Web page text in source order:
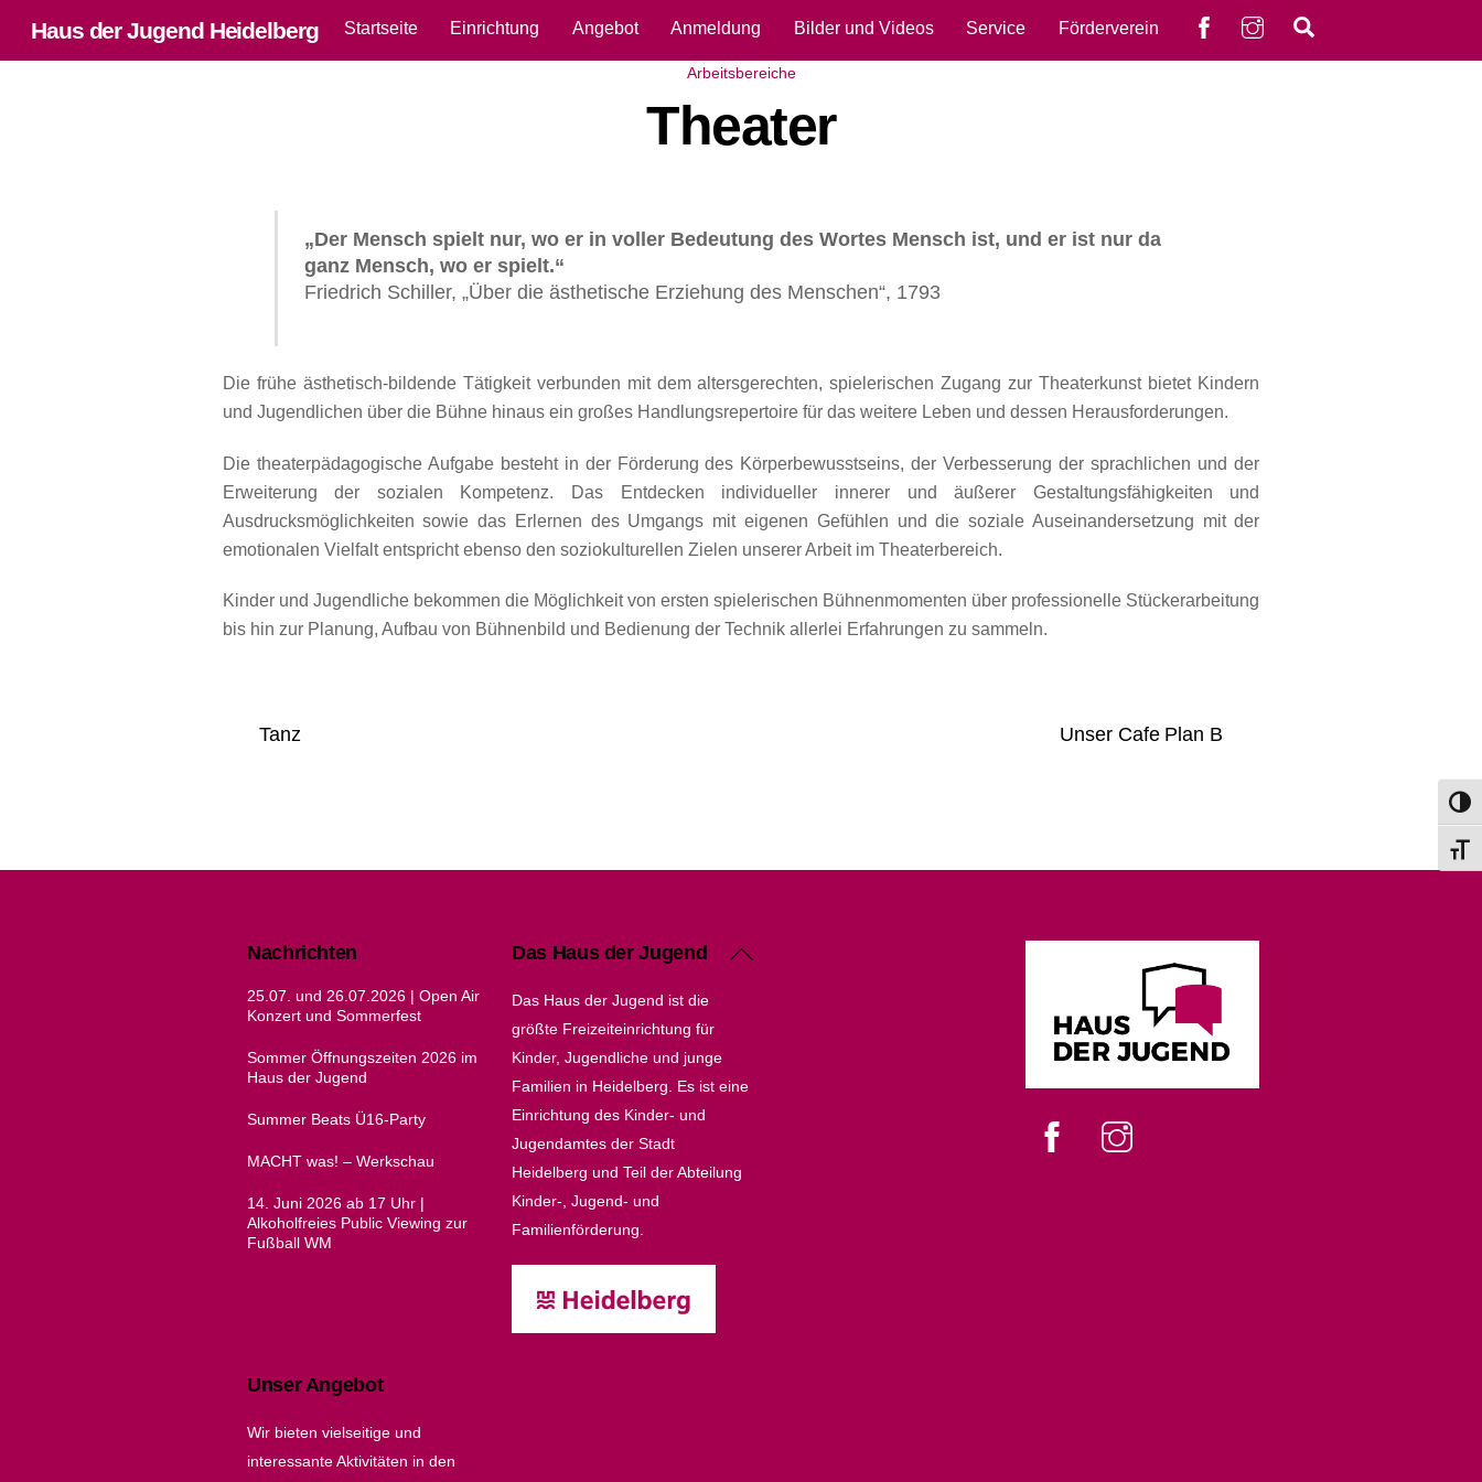
Haus der Jugend Heidelberg
Facebookinstagram
Startseite Einrichtung Angebot Anmeldung Bilder und Videos Service Förderverein
Arbeitsbereiche
Theater
„Der Mensch spielt nur, wo er in voller Bedeutung des Wortes Mensch ist, und er ist nur da
ganz Mensch, wo er spielt.“
Friedrich Schiller, „Über die ästhetische Erziehung des Menschen“, 1793
Die frühe ästhetisch-bildende Tätigkeit verbunden mit dem altersgerechten, spielerischen Zugang zur Theaterkunst bietet Kindern
und Jugendlichen über die Bühne hinaus ein großes Handlungsrepertoire für das weitere Leben und dessen Herausforderungen.
Die theaterpädagogische Aufgabe besteht in der Förderung des Körperbewusstseins, der Verbesserung der sprachlichen und der
Erweiterung der sozialen Kompetenz. Das Entdecken individueller innerer und äußerer Gestaltungsfähigkeiten und
Ausdrucksmöglichkeiten sowie das Erlernen des Umgangs mit eigenen Gefühlen und die soziale Auseinandersetzung mit der
emotionalen Vielfalt entspricht ebenso den soziokulturellen Zielen unserer Arbeit im Theaterbereich.
Kinder und Jugendliche bekommen die Möglichkeit von ersten spielerischen Bühnenmomenten über professionelle Stückerarbeitung
bis hin zur Planung, Aufbau von Bühnenbild und Bedienung der Technik allerlei Erfahrungen zu sammeln.
Tanz Unser Cafe Plan B
Back
Facebook
Nachrichten
25.07. und 26.07.2026 | Open Air
Konzert und Sommerfest
Sommer Öffnungszeiten 2026 im
Haus der Jugend
Summer Beats Ü16-Party
MACHT was! – Werkschau
14. Juni 2026 ab 17 Uhr |
Alkoholfreies Public Viewing zur
Fußball WM
Das Haus der Jugend
Das Haus der Jugend ist die
größte Freizeiteinrichtung für
Kinder, Jugendliche und junge
Familien in Heidelberg. Es ist eine
Einrichtung des Kinder- und
Jugendamtes der Stadt
Heidelberg und Teil der Abteilung
Kinder-, Jugend- und
Familienförderung.
Unser Angebot
Wir bieten vielseitige und
interessante Aktivitäten in den